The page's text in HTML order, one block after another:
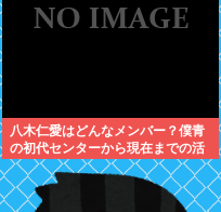
八木仁愛はどんなメンバー？僕青
の初代センターから現在までの活
動を紹介